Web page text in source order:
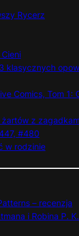
Rycerz
klasycznych
Comics, Tom 1:
żartów z
#480
w rodzinie
– recenzja
i Robina P.